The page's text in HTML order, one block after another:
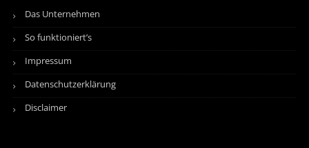
Das Unternehmen
So funktioniert’s
Impressum
Datenschutzerklärung
Disclaimer